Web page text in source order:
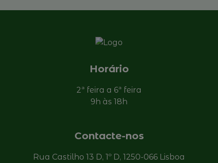
Horário
2ª feira a 6ª feira
9h às 18h
Contacte-nos
Rua Castilho 13 D, 1º D, 1250-066 Lisboa